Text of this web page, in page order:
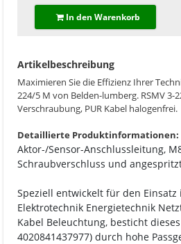
In den Warenkorb
Artikelbeschreibung
Maximieren Sie die Effizienz Ihrer
224/5 M von Belden-lumberg. RSMV 3-
Verschraubung, PUR Kabel halogenfrei.
Detaillierte Produktinformationen:
Aktor-/Sensor-Anschlussleitung,
Schraubverschluss und
Speziell entwickelt für den Einsatz
Elektrotechnik Energietechnik
Kabel Beleuchtung, besticht
4020841437977) durch hohe